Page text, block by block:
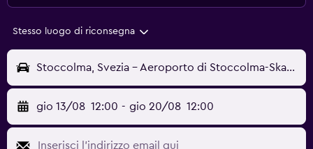
Stesso luogo di riconsegna
Stoccolma, Svezia - Aeroporto di Stoccolma-Skavsta (NYO)
gio 13/08 12:00 - gio 20/08 12:00